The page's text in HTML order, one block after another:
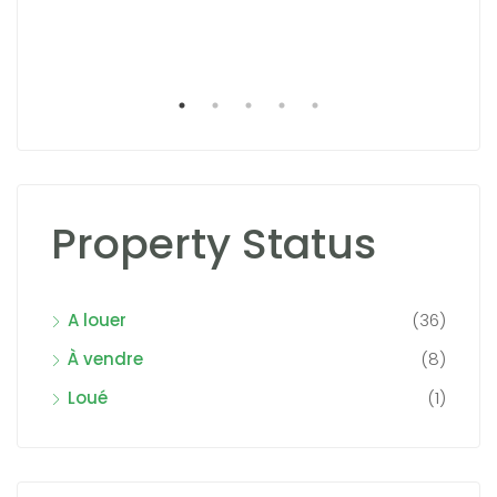
Property Status
A louer
(36)
À vendre
(8)
Loué
(1)